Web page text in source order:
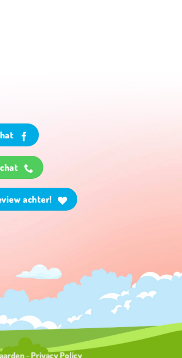
achter!
- Privacy Policy